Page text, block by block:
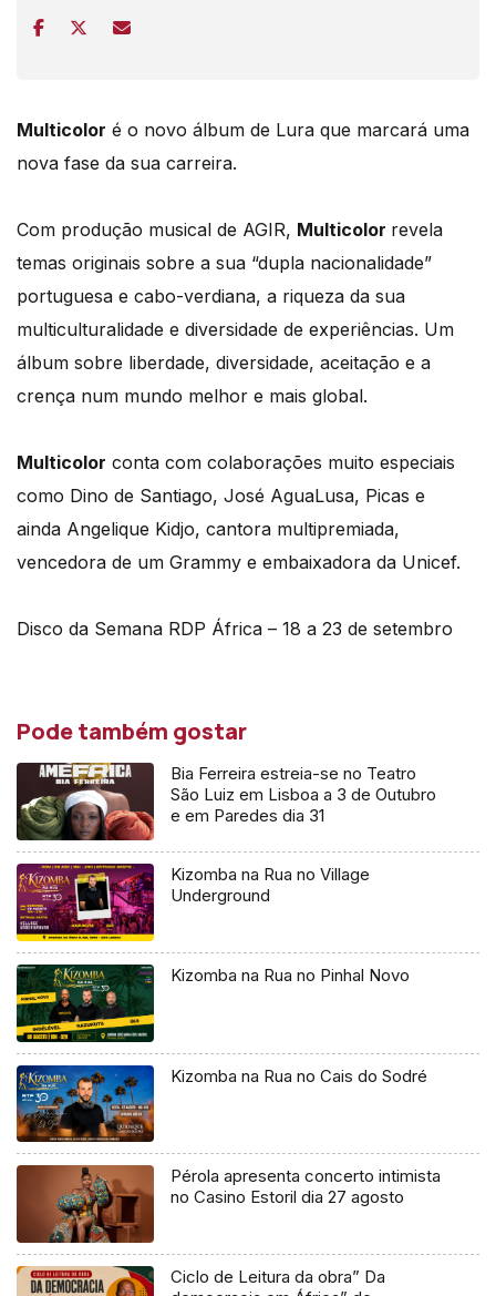
Multicolor é o novo álbum de Lura que marcará uma
nova fase da sua carreira.
Com produção musical de AGIR, Multicolor revela
temas originais sobre a sua “dupla nacionalidade”
portuguesa e cabo-verdiana, a riqueza da sua
multiculturalidade e diversidade de experiências. Um
álbum sobre liberdade, diversidade, aceitação e a
crença num mundo melhor e mais global.
Multicolor conta com colaborações muito especiais
como Dino de Santiago, José AguaLusa, Picas e
ainda Angelique Kidjo, cantora multipremiada,
vencedora de um Grammy e embaixadora da Unicef.
Disco da Semana RDP África – 18 a 23 de setembro
Pode também gostar
Bia Ferreira estreia-se no Teatro
São Luiz em Lisboa a 3 de Outubro
e em Paredes dia 31
Kizomba na Rua no Village
Underground
Kizomba na Rua no Pinhal Novo
Kizomba na Rua no Cais do Sodré
Pérola apresenta concerto intimista
no Casino Estoril dia 27 agosto
Ciclo de Leitura da obra” Da